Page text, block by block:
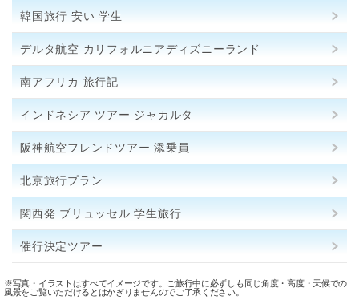
韓国旅行 安い 学生
デルタ航空 カリフォルニアディズニーランド
南アフリカ 旅行記
インドネシア ツアー ジャカルタ
阪神航空フレンドツアー 添乗員
北京旅行プラン
関西発 ブリュッセル 学生旅行
催行決定ツアー
※写真・イラストはすべてイメージです。ご旅行中に必ずしも同じ角度・高度・天候での
風景をご覧いただけるとはかぎりませんのでご了承ください。